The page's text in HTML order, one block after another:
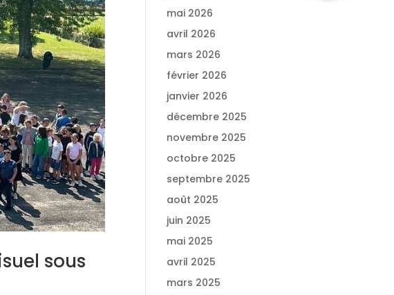
sous
mai 2026
avril 2026
mars 2026
février 2026
janvier 2026
décembre 2025
novembre 2025
octobre 2025
septembre 2025
août 2025
juin 2025
mai 2025
avril 2025
mars 2025